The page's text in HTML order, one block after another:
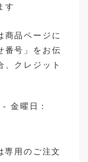
す
商品ページに
番号」をお伝
、クレジット
金曜日：
専用のご注文